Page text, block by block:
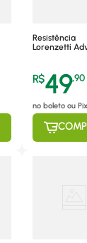
Resistência
Lorenzetti
R$49,90
no boleto ou Pix